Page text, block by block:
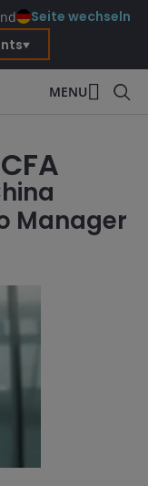
Seite wechseln
MENU
Manager